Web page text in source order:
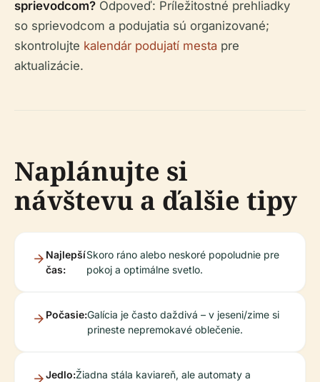
sprievodcom? Odpoveď: Príležitostné prehliadky
so sprievodcom a podujatia sú organizované;
skontrolujte kalendár podujatí mesta pre
aktualizácie.
Naplánujte si
návštevu a ďalšie tipy
Najlepší
čas:
Skoro ráno alebo neskoré popoludnie pre
pokoj a optimálne svetlo.
Počasie:Galícia je často daždivá – v jeseni/zime si
prineste nepremokavé oblečenie.
Jedlo:Žiadna stála kaviareň, ale automaty a